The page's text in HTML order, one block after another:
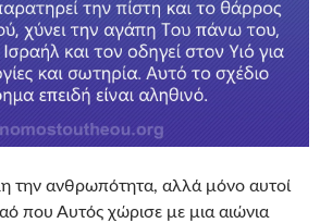
την ανθρωπότητα, αλλά μόνο αυτοί
που Αυτός χώρισε με μια αιώνια